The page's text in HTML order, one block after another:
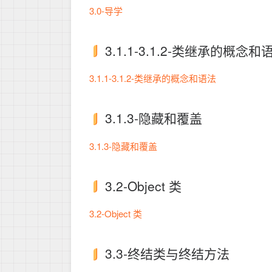
3.0-导学
3.1.1-3.1.2-类继承的概念和
3.1.1-3.1.2-类继承的概念和语法
3.1.3-隐藏和覆盖
3.1.3-隐藏和覆盖
3.2-Object 类
3.2-Object 类
3.3-终结类与终结方法